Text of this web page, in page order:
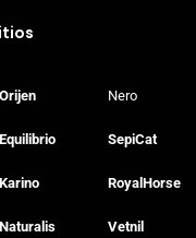
Orijen
Equilibrio
Karino
Naturalis
Nero
SepiCat
RoyalHorse
Vetnil